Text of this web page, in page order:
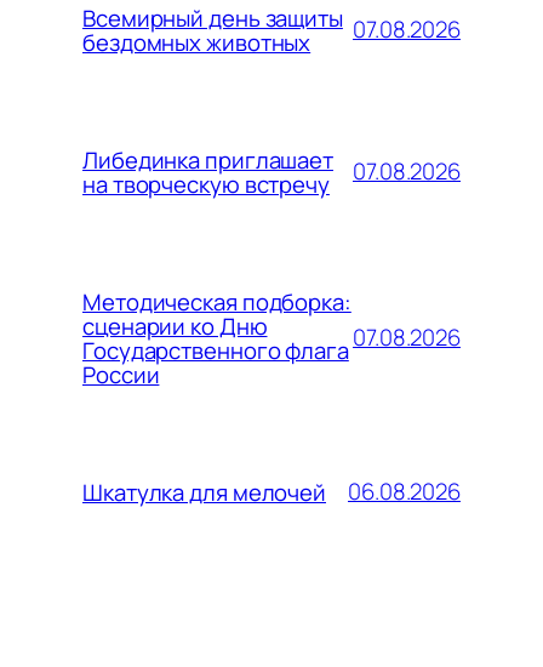
Всемирный день защиты
бездомных животных 07.08.2026
Либединка приглашает
на творческую встречу 07.08.2026
Методическая подборка:
сценарии ко Дню
Государственного флага
России
07.08.2026
Шкатулка для мелочей 06.08.2026